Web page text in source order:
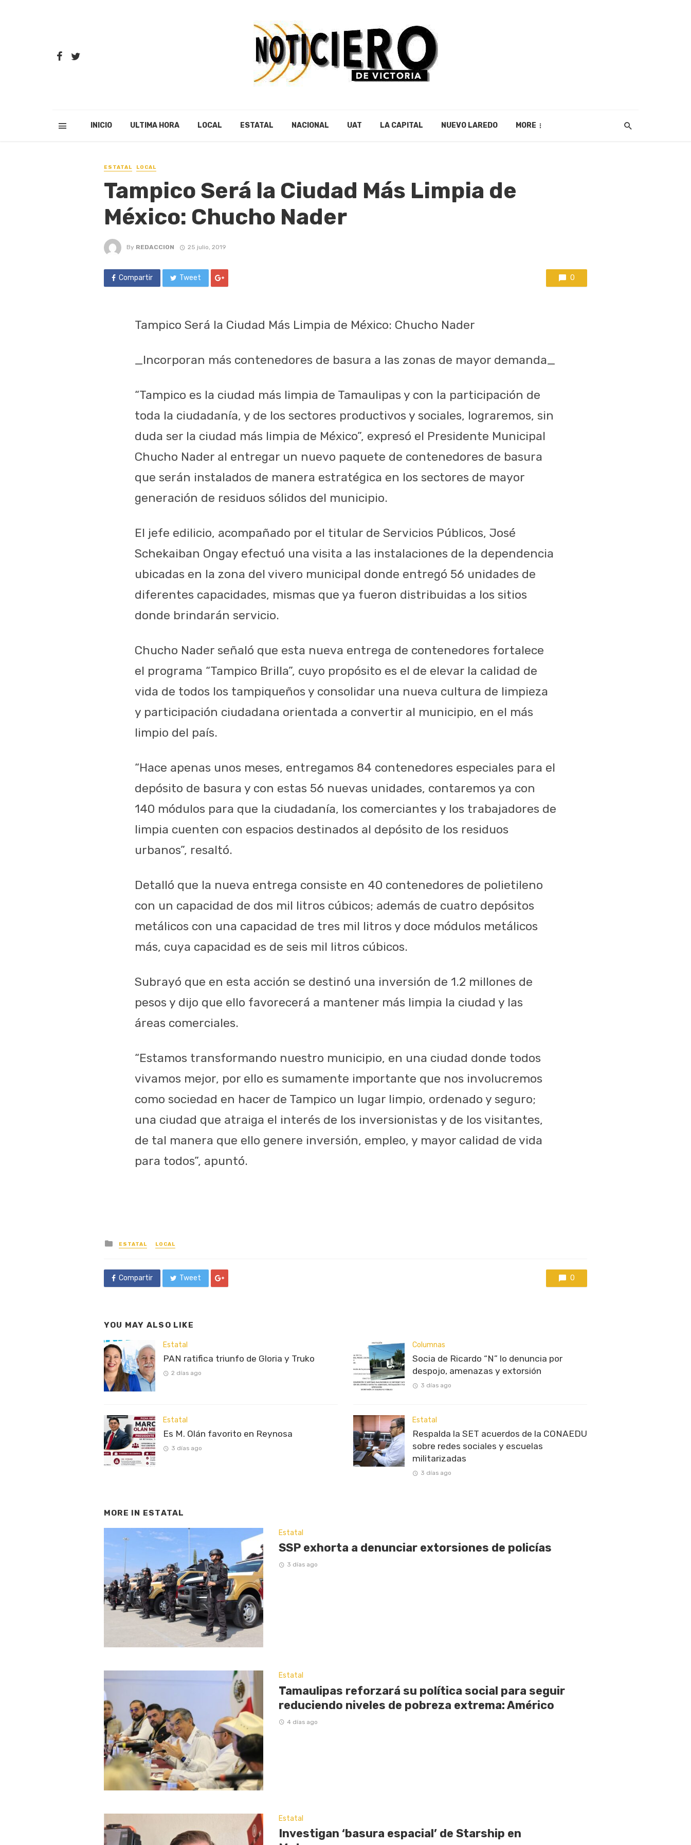
INICIO ULTIMA HORA LOCAL ESTATAL NACIONAL UAT LA CAPITAL NUEVO LAREDO MORE
ESTATAL LOCAL
Tampico Será la Ciudad Más Limpia de
México: Chucho Nader
By REDACCION 25 julio, 2019
Compartir Tweet 0
Tampico Será la Ciudad Más Limpia de México: Chucho Nader
_Incorporan más contenedores de basura a las zonas de mayor demanda_
“Tampico es la ciudad más limpia de Tamaulipas y con la participación de
toda la ciudadanía, y de los sectores productivos y sociales, lograremos, sin
duda ser la ciudad más limpia de México”, expresó el Presidente Municipal
Chucho Nader al entregar un nuevo paquete de contenedores de basura
que serán instalados de manera estratégica en los sectores de mayor
generación de residuos sólidos del municipio.
El jefe edilicio, acompañado por el titular de Servicios Públicos, José
Schekaiban Ongay efectuó una visita a las instalaciones de la dependencia
ubicadas en la zona del vivero municipal donde entregó 56 unidades de
diferentes capacidades, mismas que ya fueron distribuidas a los sitios
donde brindarán servicio.
Chucho Nader señaló que esta nueva entrega de contenedores fortalece
el programa “Tampico Brilla”, cuyo propósito es el de elevar la calidad de
vida de todos los tampiqueños y consolidar una nueva cultura de limpieza
y participación ciudadana orientada a convertir al municipio, en el más
limpio del país.
“Hace apenas unos meses, entregamos 84 contenedores especiales para el
depósito de basura y con estas 56 nuevas unidades, contaremos ya con
140 módulos para que la ciudadanía, los comerciantes y los trabajadores de
limpia cuenten con espacios destinados al depósito de los residuos
urbanos”, resaltó.
Detalló que la nueva entrega consiste en 40 contenedores de polietileno
con un capacidad de dos mil litros cúbicos; además de cuatro depósitos
metálicos con una capacidad de tres mil litros y doce módulos metálicos
más, cuya capacidad es de seis mil litros cúbicos.
Subrayó que en esta acción se destinó una inversión de 1.2 millones de
pesos y dijo que ello favorecerá a mantener más limpia la ciudad y las
áreas comerciales.
“Estamos transformando nuestro municipio, en una ciudad donde todos
vivamos mejor, por ello es sumamente importante que nos involucremos
como sociedad en hacer de Tampico un lugar limpio, ordenado y seguro;
una ciudad que atraiga el interés de los inversionistas y de los visitantes,
de tal manera que ello genere inversión, empleo, y mayor calidad de vida
para todos”, apuntó.
Posted
in
ESTATAL LOCAL
Compartir Tweet 0
YOU MAY ALSO LIKE
Estatal
PAN ratifica triunfo de Gloria y Truko
2 días ago
Estatal
Es M. Olán favorito en Reynosa
3 días ago
Columnas
Socia de Ricardo “N” lo denuncia por
despojo, amenazas y extorsión
3 días ago
Estatal
Respalda la SET acuerdos de la CONAEDU
sobre redes sociales y escuelas
militarizadas
3 días ago
MORE IN ESTATAL
Estatal
SSP exhorta a denunciar extorsiones de policías
3 días ago
Estatal
Tamaulipas reforzará su política social para seguir
reduciendo niveles de pobreza extrema: Américo
4 días ago
Estatal
Investigan ‘basura espacial’ de Starship en